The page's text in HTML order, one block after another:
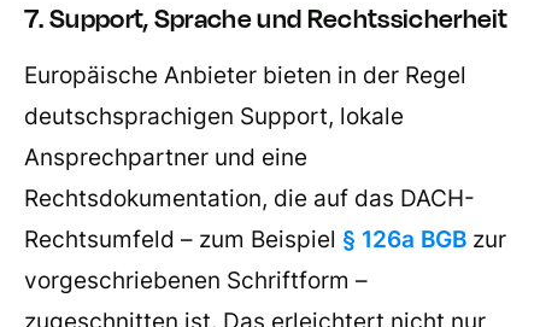
7. Support, Sprache und Rechtssicherheit
Europäische Anbieter bieten in der Regel
deutschsprachigen Support, lokale
Ansprechpartner und eine
Rechtsdokumentation, die auf das DACH-
Rechtsumfeld – zum Beispiel § 126a BGB zur
vorgeschriebenen Schriftform –
zugeschnitten ist. Das erleichtert nicht nur